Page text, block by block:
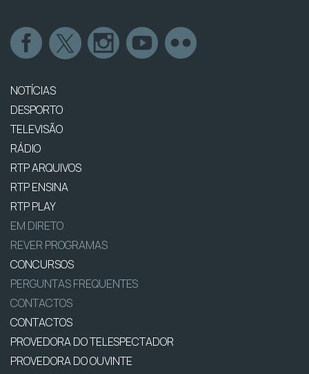
NOTÍCIAS
DESPORTO
TELEVISÃO
RÁDIO
RTP ARQUIVOS
RTP ENSINA
RTP PLAY
EM DIRETO
REVER PROGRAMAS
CONCURSOS
PERGUNTAS FREQUENTES
CONTACTOS
CONTACTOS
PROVEDORA DO TELESPECTADOR
PROVEDORA DO OUVINTE